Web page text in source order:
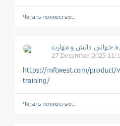
Читать полностью…
جهانی دانش و مهارت
27 December 2025
https://mftwest.com/product/
training/
Читать полностью…